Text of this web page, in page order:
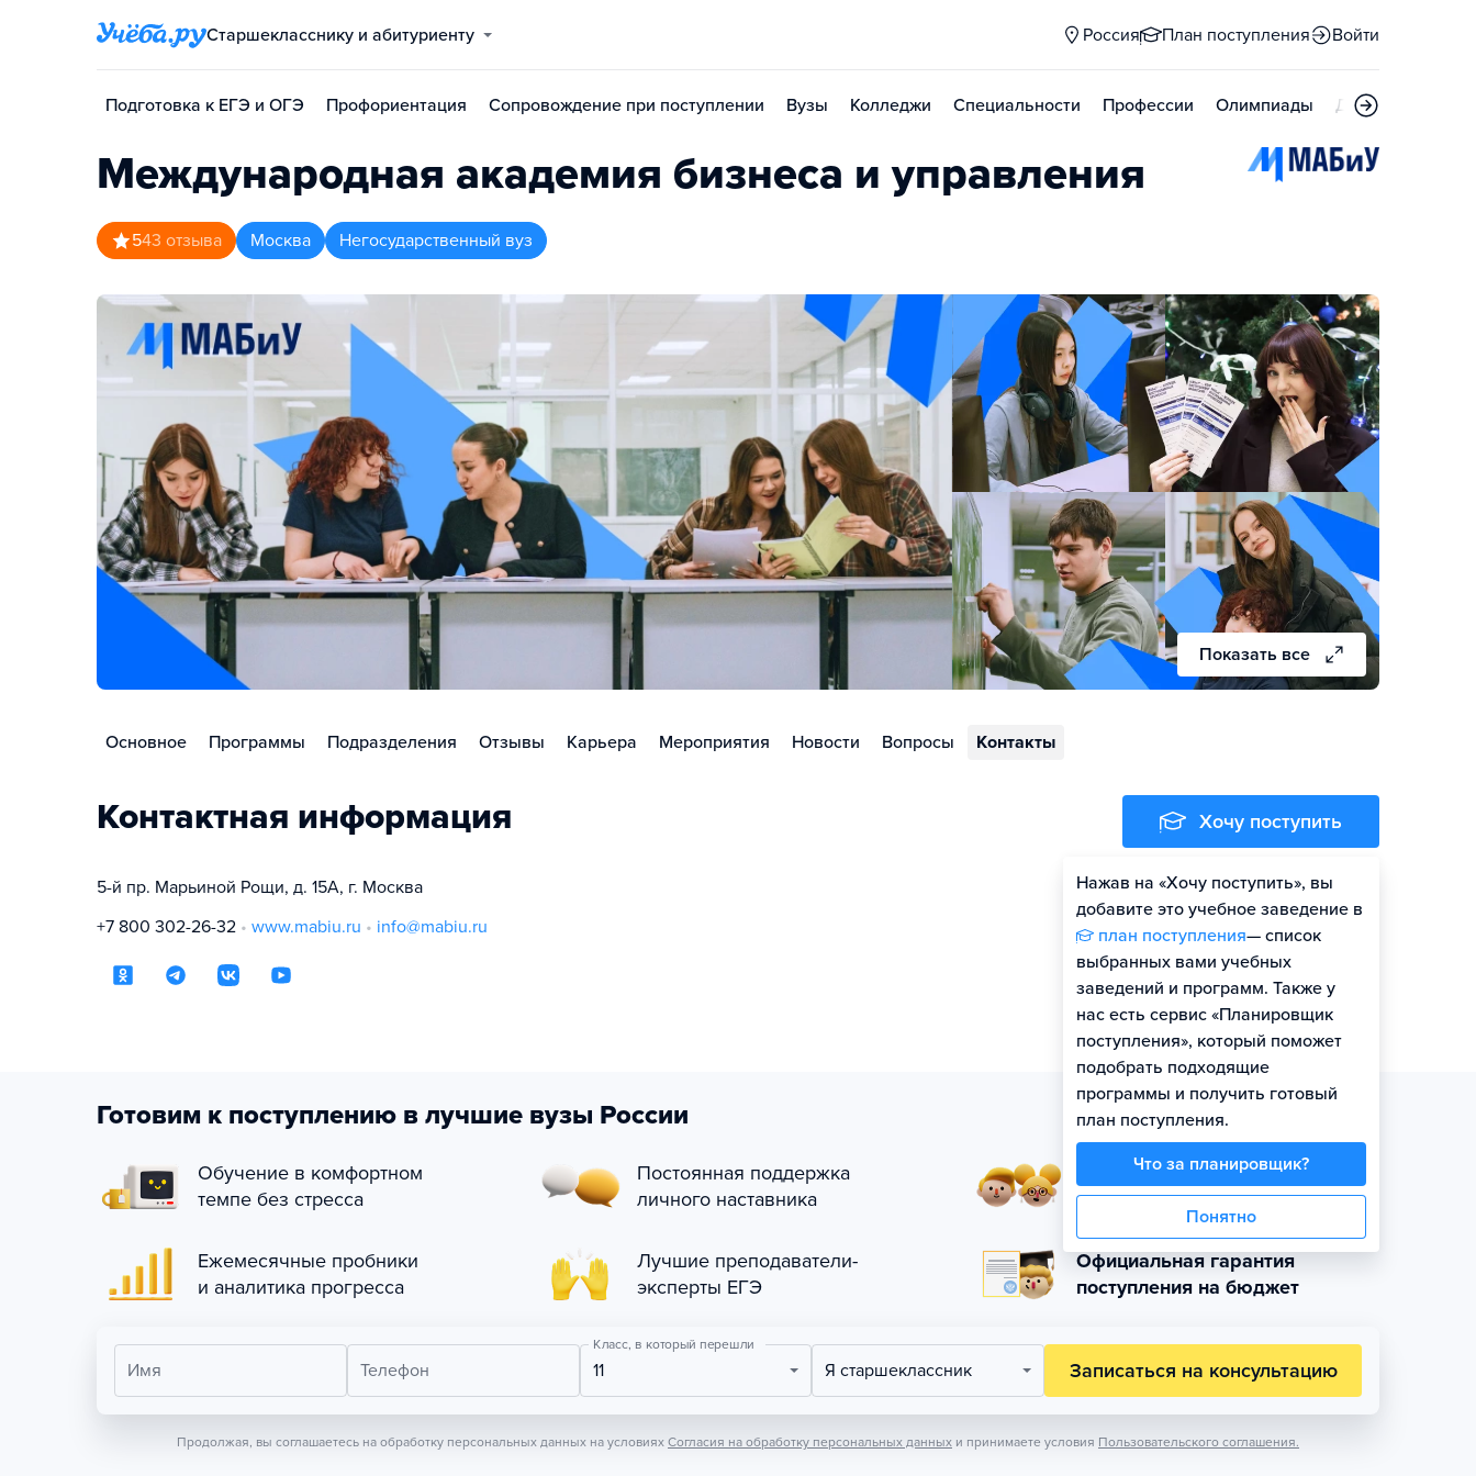
Старшекласснику и абитуриенту Россия План поступления Войти
Подготовка к ЕГЭ и ОГЭ Профориентация Сопровождение при поступлении Вузы Колледжи Специальности Профессии Олимпиады Дни открытых
Международная академия бизнеса и управления
543 отзыва Москва Негосударственный вуз
Показать все
Основное Программы Подразделения Отзывы Карьера Мероприятия Новости Вопросы Контакты
Контактная информация
5-й пр. Марьиной Рощи, д. 15А, г. Москва
+7 800 302-26-32
www.mabiu.ru info@mabiu.ru
Хочу поступить
Нажав на «Хочу поступить», вы
добавите это учебное заведение в
план поступления— список
выбранных вами учебных
заведений и программ. Также у
нас есть сервис «Планировщик
поступления», который поможет
подобрать подходящие
программы и получить готовый
план поступления.
Что за планировщик?
Понятно
Готовим к поступлению в лучшие вузы России
Обучение в комфортном
темпе без стресса
Постоянная поддержка
личного наставника
Занятия в небольших
группах по уровню
Ежемесячные пробники
и аналитика прогресса
Лучшие преподаватели-
эксперты ЕГЭ
Официальная гарантия
поступления на бюджет
Имя Телефон
Класс, в который перешли
11 Я старшеклассник Записаться на консультацию
Продолжая, вы соглашаетесь на обработку персональных данных на условиях Согласия на обработку персональных данных и принимаете условия Пользовательского соглашения.